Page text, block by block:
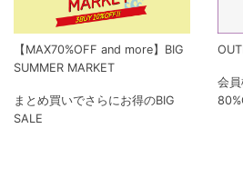
【MAX70%OFF and more】BIG
SUMMER MARKET
まとめ買いでさらにお得のBIG
SALE
会